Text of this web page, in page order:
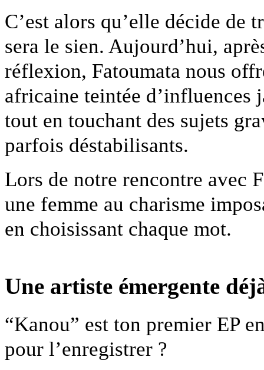
C’est alors qu’elle décide
sera le sien. Aujourd’hui,
réflexion, Fatoumata nous
africaine teintée d’influences
tout en touchant des sujets
parfois déstabilisants.
Lors de notre rencontre avec
une femme au charisme
en choisissant chaque mot.
Une artiste émergente
“Kanou” est ton premier EP
pour l’enregistrer ?